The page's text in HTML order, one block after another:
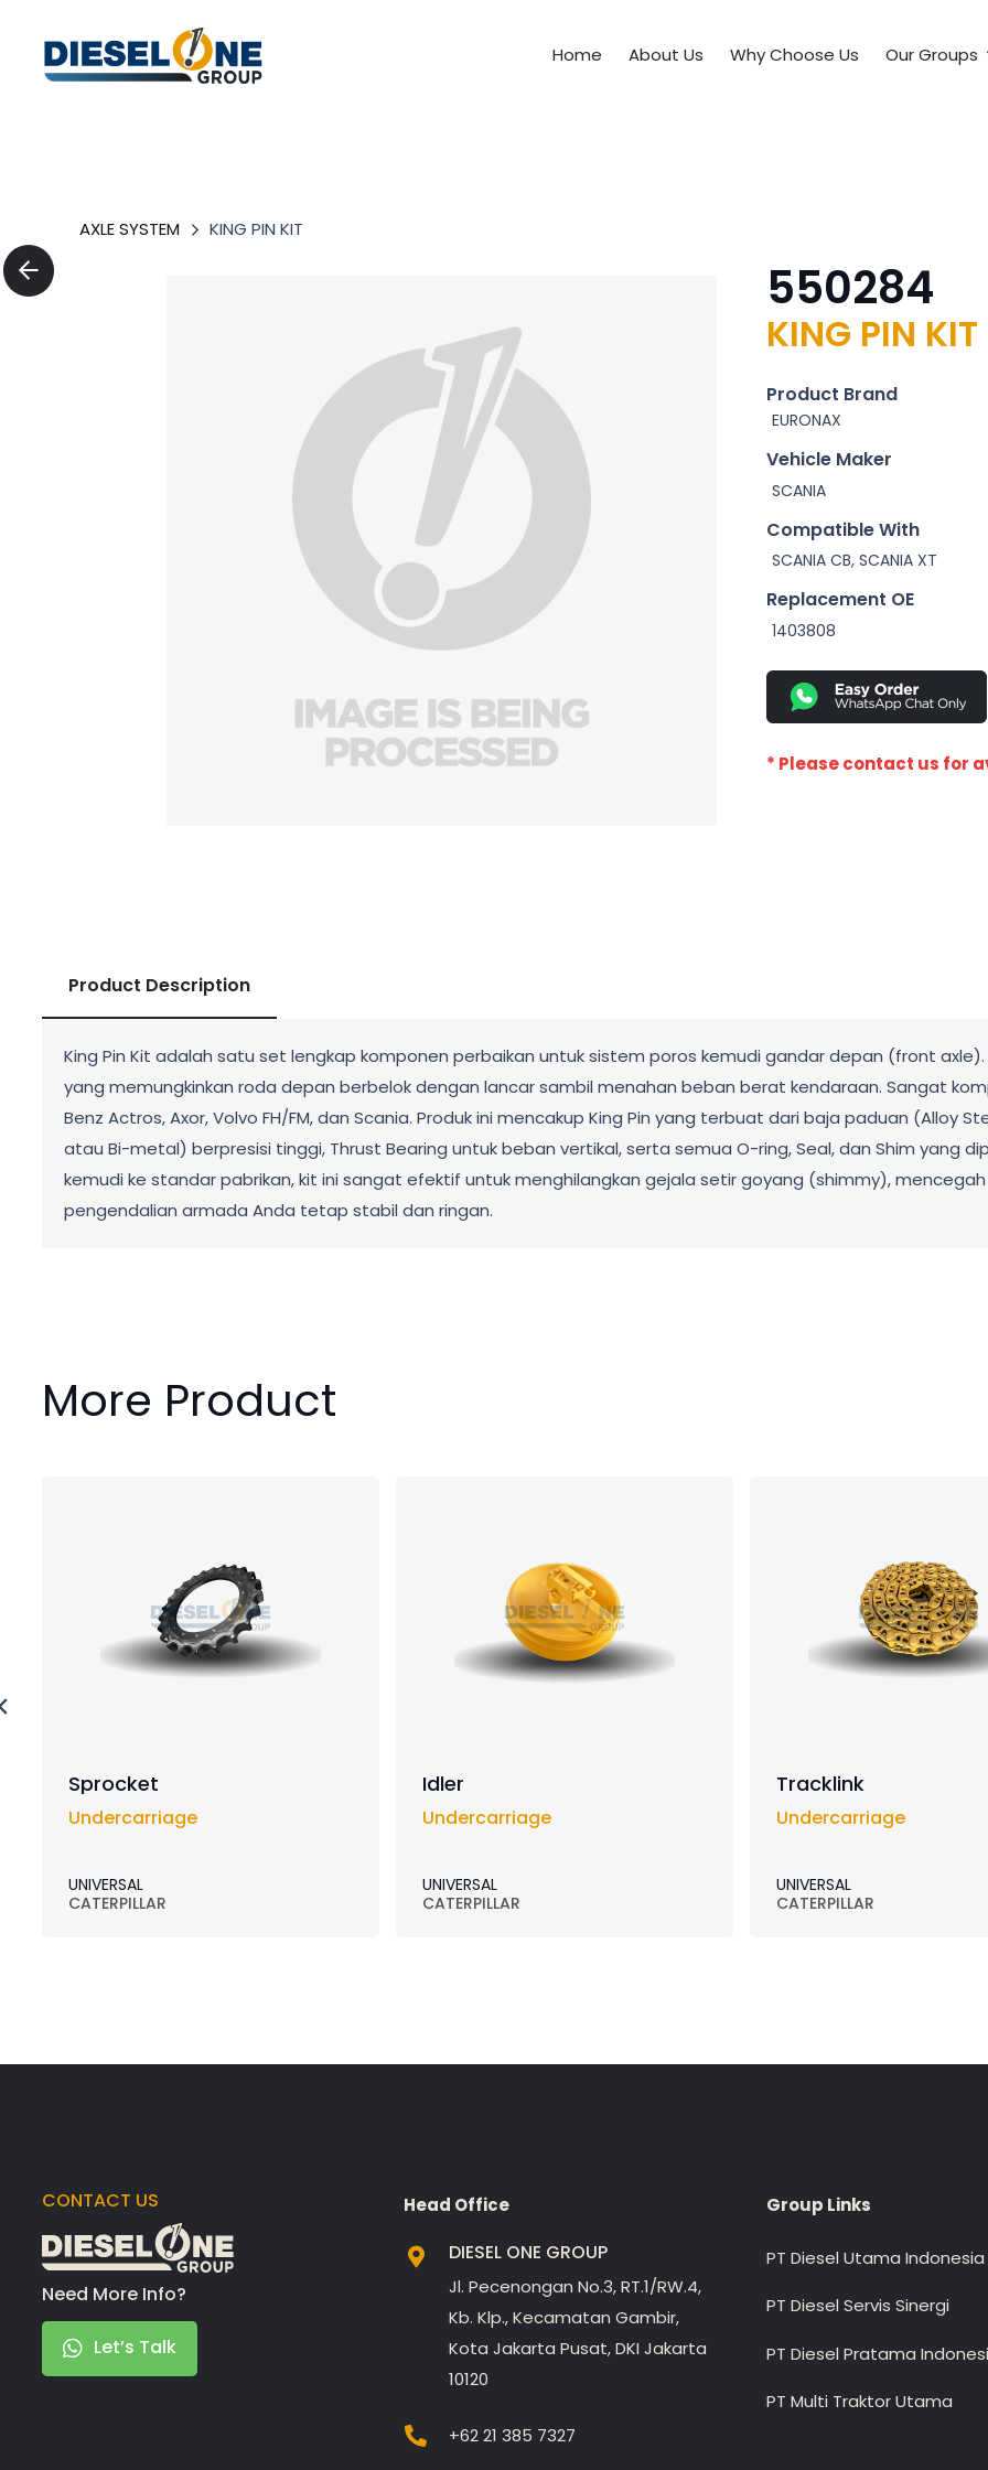
Home About Us Why Choose Us Our Groups
AXLE SYSTEM KING PIN KIT
550284
KING PIN KIT
Product Brand
EURONAX
Vehicle Maker
SCANIA
Compatible With
SCANIA CB, SCANIA XT
Replacement OE
1403808
* Please contact us for
Product Description
King Pin Kit adalah satu set lengkap komponen perbaikan untuk sistem poros kemudi gandar depan (front
yang memungkinkan roda depan berbelok dengan lancar sambil menahan beban berat kendaraan. Sangat
Benz Actros, Axor, Volvo FH/FM, dan Scania. Produk ini mencakup King Pin yang terbuat dari baja paduan (Alloy
atau Bi-metal) berpresisi tinggi, Thrust Bearing untuk beban vertikal, serta semua O-ring, Seal, dan Shim yang
kemudi ke standar pabrikan, kit ini sangat efektif untuk menghilangkan gejala setir goyang (shimmy),
pengendalian armada Anda tetap stabil dan ringan.
More Product
Sprocket
Undercarriage
UNIVERSAL
CATERPILLAR
Idler
Undercarriage
UNIVERSAL
CATERPILLAR
Tracklink
Undercarriage
UNIVERSAL
CATERPILLAR
CONTACT US
Need More Info?
Let’s Talk
Head Office
DIESEL ONE GROUP
Jl. Pecenongan No.3, RT.1/RW.4,
Kb. Klp., Kecamatan Gambir,
Kota Jakarta Pusat, DKI Jakarta
10120
+62 21 385 7327
Group Links
PT Diesel Utama Indonesia
PT Diesel Servis Sinergi
PT Diesel Pratama
PT Multi Traktor Utama